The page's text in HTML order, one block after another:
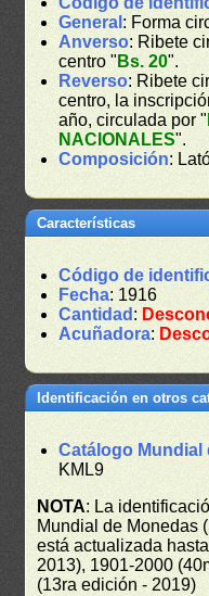
General : Forma
Anverso: Ribete
centro " Bs. 20".
Reverso: Ribete
centro, la
año, circulada por "
NACIONALES".
Composición:
Características
Código de
Fecha: 1916
Cantidad :
Acuñadora:
Identificación en otros
Catálogo Mundial
KML9
NOTA: La
Mundial de Monedas
está actualizada
2013), 1901-2000
(13ra edición - 2019)